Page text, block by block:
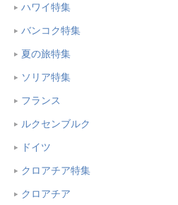
ハワイ特集
バンコク特集
夏の旅特集
ソリア特集
フランス
ルクセンブルク
ドイツ
クロアチア特集
クロアチア